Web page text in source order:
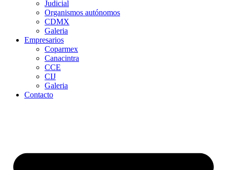
Judicial
Organismos autónomos
CDMX
Galeria
Empresarios
Coparmex
Canacintra
CCE
CIJ
Galeria
Contacto